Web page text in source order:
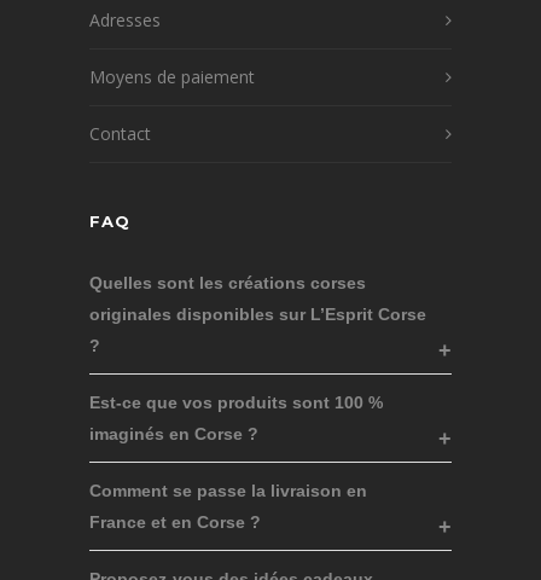
Adresses
Moyens de paiement
Contact
FAQ
Quelles sont les créations corses
originales disponibles sur L’Esprit Corse
?
Est-ce que vos produits sont 100 %
imaginés en Corse ?
Comment se passe la livraison en
France et en Corse ?